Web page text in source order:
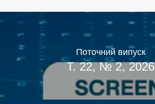
Поточний випуск
Т. 22, № 2, 2026